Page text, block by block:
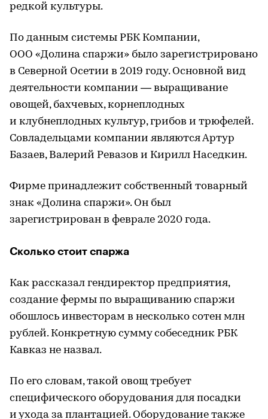
редкой культуры.
По данным системы РБК Компании,
ООО «Долина спаржи» было зарегистрировано
в Северной Осетии в 2019 году. Основной вид
деятельности компании — выращивание
овощей, бахчевых, корнеплодных
и клубнеплодных культур, грибов и трюфелей.
Совладельцами компании являются Артур
Базаев, Валерий Ревазов и Кирилл Наседкин.
Фирме принадлежит собственный товарный
знак «Долина спаржи». Он был
зарегистрирован в феврале 2020 года.
Сколько стоит спаржа
Как рассказал гендиректор предприятия,
создание фермы по выращиванию спаржи
обошлось инвесторам в несколько сотен млн
рублей. Конкретную сумму собеседник РБК
Кавказ не назвал.
По его словам, такой овощ требует
специфического оборудования для посадки
и ухода за плантацией. Оборудование также